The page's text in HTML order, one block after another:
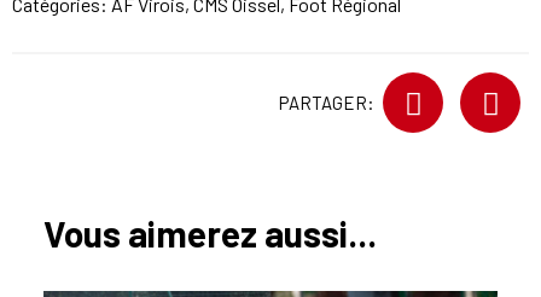
Catégories: AF Virois, CMS Oissel, Foot Régional
PARTAGER:
Vous aimerez aussi...